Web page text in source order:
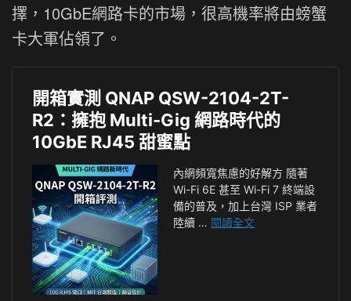
擇，10GbE網路卡的市場，很高機率將由螃蟹
卡大軍佔領了。